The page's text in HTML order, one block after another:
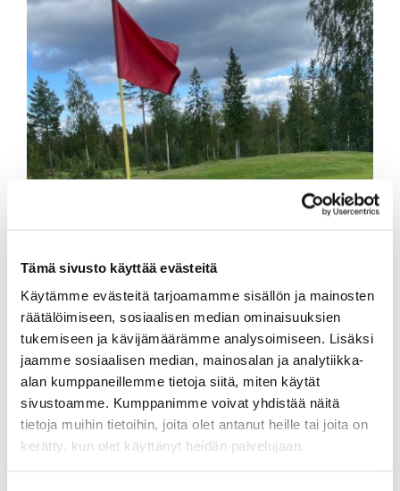
Tämä sivusto käyttää evästeitä
Käytämme evästeitä tarjoamamme sisällön ja mainosten
räätälöimiseen, sosiaalisen median ominaisuuksien
tukemiseen ja kävijämäärämme analysoimiseen. Lisäksi
jaamme sosiaalisen median, mainosalan ja analytiikka-
alan kumppaneillemme tietoja siitä, miten käytät
sivustoamme. Kumppanimme voivat yhdistää näitä
tietoja muihin tietoihin, joita olet antanut heille tai joita on
kerätty, kun olet käyttänyt heidän palvelujaan.